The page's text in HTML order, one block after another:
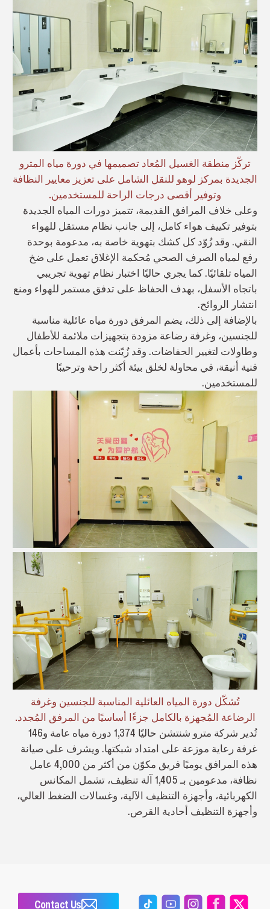
تركّز منطقة الغسيل المُعاد تصميمها في دورة مياه المترو
الجديدة بمركز لوهو للنقل الشامل على تعزيز معايير النظافة
وتوفير أقصى درجات الراحة للمستخدمين.
وعلى خلاف المرافق القديمة، تتميز دورات المياه الجديدة
بتوفير تكييف هواء كامل، إلى جانب نظام مستقل للهواء
النقي. وقد زُوّد كل كشك بتهوية خاصة به، مدعومة بوحدة
رفع لمياه الصرف الصحي مُحكمة الإغلاق تعمل على ضخ
المياه تلقائيًا. كما يجري حاليًا اختبار نظام تهوية تجريبي
باتجاه الأسفل، بهدف الحفاظ على تدفق مستمر للهواء ومنع
انتشار الروائح.
بالإضافة إلى ذلك، يضم المرفق دورة مياه عائلية مناسبة
للجنسين، وغرفة رضاعة مزودة بتجهيزات ملائمة للأطفال
وطاولات لتغيير الحفاضات. وقد زُيّنت هذه المساحات بأعمال
فنية أنيقة، في محاولة لخلق بيئة أكثر راحة وترحيبًا
للمستخدمين.
تُشكّل دورة المياه العائلية المناسبة للجنسين وغرفة
الرضاعة المُجهزة بالكامل جزءًا أساسيًا من المرفق المُجدد.
تُدير شركة مترو شنتشن حاليًا 1,374 دورة مياه عامة و146
غرفة رعاية موزعة على امتداد شبكتها. ويشرف على صيانة
هذه المرافق يوميًا فريق مكوّن من أكثر من 4,000 عامل
نظافة، مدعومين بـ 1,405 آلة تنظيف، تشمل المكانس
الكهربائية، وأجهزة التنظيف الآلية، وغسالات الضغط العالي،
وأجهزة التنظيف أحادية القرص.
Contact Us